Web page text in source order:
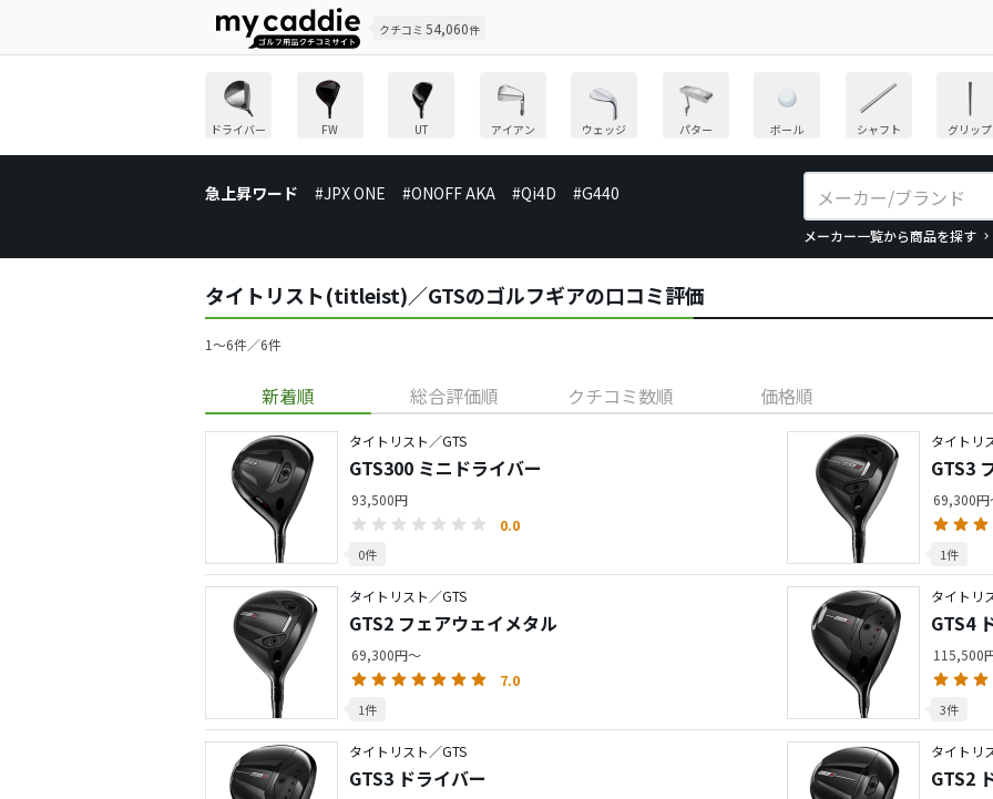
クチコミ 54,060件
ドライバー FW UT アイアン ウェッジ パター ボール シャフト グリップ
急上昇ワード #JPX ONE #ONOFF AKA #Qi4D #G440
メーカー一覧から商品を探す
タイトリスト(titleist)／GTSのゴルフギアの口コミ評価
1〜6件／6件
新着順 総合評価順 クチコミ数順 価格順
タイトリスト／GTS
GTS300 ミニドライバー
93,500円
0.0
0件
タイトリ
GTS3
69,300円
1件
タイトリスト／GTS
GTS2 フェアウェイメタル
69,300円～
7.0
1件
タイトリ
GTS4
115,500
3件
タイトリスト／GTS
GTS3 ドライバー
タイトリ
GTS2